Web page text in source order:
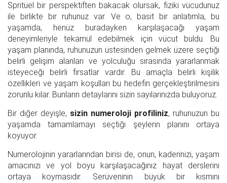
Spritüel bir perspektiften bakacak olursak, fiziki vücudunuz
ile birlikte bir ruhunuz var. Ve o, basit bir anlatımla, bu
yaşamda, henüz buradayken karşılaşacağı yaşam
deneyimleriyle tekamül edebilmek için vücut buldu. Bu
yaşam planında, ruhunuzun üstesinden gelmek üzere seçtiği
belirli gelişim alanları ve yolculuğu sırasında yararlanmak
isteyeceği belirli fırsatlar vardır. Bu amaçla belirli kişilik
özellikleri ve yaşam koşulları bu hedefin gerçekleştirilmesini
zorunlu kılar. Bunların detaylarını sizin sayılarınızda buluyoruz.
Bir diğer deyişle, sizin numeroloji profiliniz, ruhunuzun bu
yaşamda tamamlamayı seçtiği şeylerin planını ortaya
koyuyor.
Numerolojinin yararlarından birisi de, onun, kaderinizi, yaşam
amacınızı ve yol boyu karşılaşacağınız hayat derslerini
ortaya koymasıdır. Serüveninin büyük bir kısmını